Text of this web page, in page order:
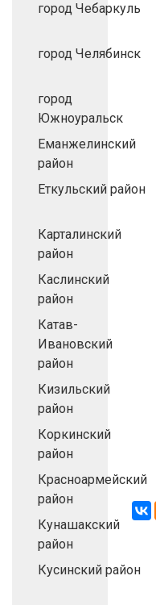
город Чебаркуль
город Челябинск
город
Южноуральск
Еманжелинский
район
Еткульский район
Карталинский
район
Каслинский
район
Катав-
Ивановский
район
Кизильский
район
Коркинский
район
Красноармейский
район
Кунашакский
район
Кусинский район